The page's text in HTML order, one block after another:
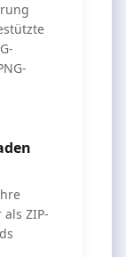
ZIP-